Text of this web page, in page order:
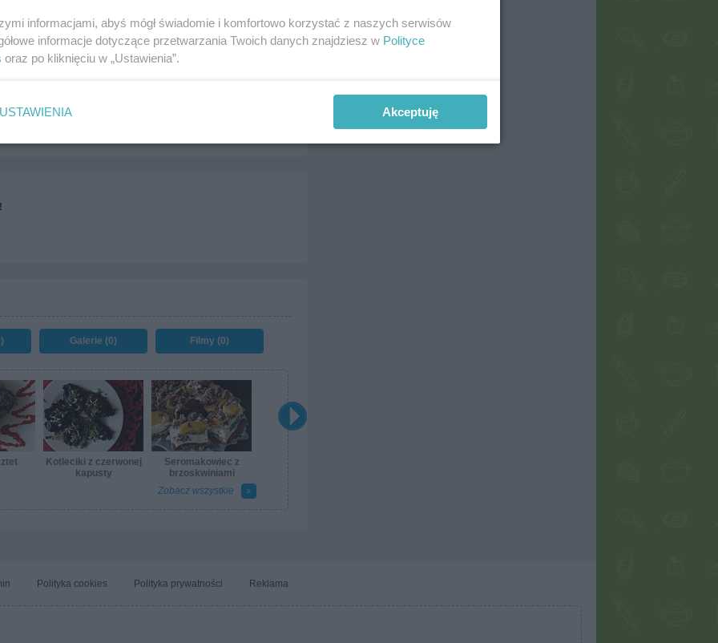
Galerie (0) Filmy (0)
Kotleciki z czerwonej
kapusty
Seromakowiec z
brzoskwiniami
Zobacz wszystkie
Polityka cookies Polityka prywatności Reklama
informacjami, abyś mógł świadomie i komfortowo korzystać z naszych serwisów
informacje dotyczące przetwarzania Twoich danych znajdziesz w Polityce
oraz po kliknięciu w „Ustawienia”.
USTAWIENIA Akceptuję